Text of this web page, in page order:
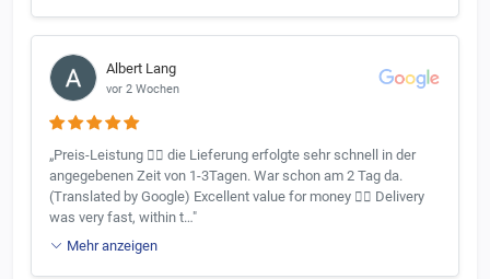
Albert Lang
vor 2 Wochen
„Preis-Leistung 👍🏻 die Lieferung erfolgte sehr schnell in der
angegebenen Zeit von 1-3Tagen. War schon am 2 Tag da.
(Translated by Google) Excellent value for money 👍🏻 Delivery
was very fast, within t…"
Mehr anzeigen